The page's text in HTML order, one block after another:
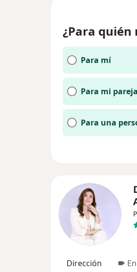
¿Para quién
Para mí
Para mi
Para una
Dirección